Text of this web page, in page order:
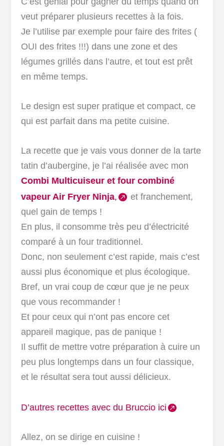
veut préparer plusieurs recettes à la fois.
Je l’utilise par exemple pour faire des frites (
OUI des frites !!!) dans une zone et des
légumes grillés dans l’autre, et tout est prêt
en même temps.
Le design est super pratique et compact, ce
qui est parfait dans ma petite cuisine.
La recette que je vais vous donner de la tarte
tatin d’aubergine, je l’ai réalisée avec mon
Combi Multicuiseur et four combiné
vapeur Air Fryer Ninja,
et franchement,
quel gain de temps !
En plus, il consomme très peu d’électricité
comparé à un four traditionnel.
Donc, non seulement c’est rapide, mais c’est
aussi plus économique et plus écologique.
Bref, un vrai coup de cœur que je ne peux
que vous recommander !
Et pour ceux qui n’ont pas encore cet
appareil magique, pas de panique !
Il suffit de mettre votre préparation à cuire un
peu plus longtemps dans un four classique,
et le résultat sera tout aussi délicieux.
D’autres recettes avec du Bruccio ici
Allez, on se dirige en cuisine !